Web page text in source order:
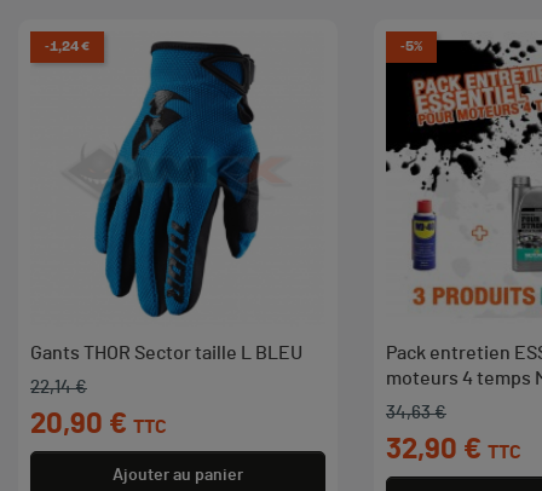
-1,24 €
Gants THOR Sector taille L BLEU
Prix de base
22,14 €
Prix
20,90 € TTC
Ajouter au panier
-5%
Pack entretien
moteurs 4 temps
Prix de base
34,63 €
Prix
32,90 € TTC